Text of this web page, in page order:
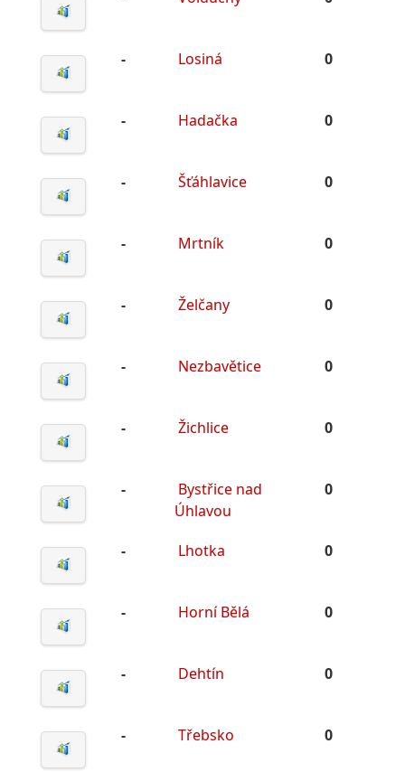
- Losiná 0
- Hadačka 0
- Šťáhlavice 0
- Mrtník 0
- Želčany 0
- Nezbavětice 0
- Žichlice 0
-
Bystřice nad
Úhlavou
0
- Lhotka 0
- Horní Bělá 0
- Dehtín 0
- Třebsko 0